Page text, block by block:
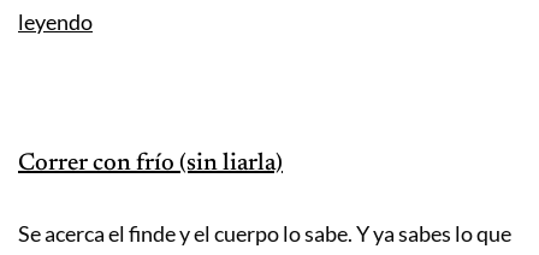
leyendoQué
correr
maratón
Correr con frío (sin liarla)
Se acerca el finde y el cuerpo lo sabe. Y ya sabes lo que